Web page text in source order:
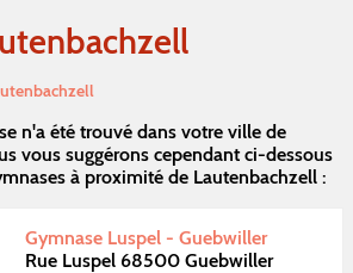
n'a été trouvé dans votre ville de
vous suggérons cependant ci-dessous
à proximité de Lautenbachzell :
Gymnase Luspel - Guebwiller
Rue Luspel 68500 Guebwiller